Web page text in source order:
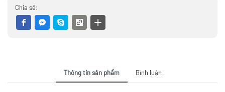
Chia sẻ:
Thông tin sản phẩm Bình luận